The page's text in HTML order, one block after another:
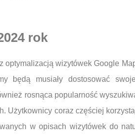
rok
wizytówek Google
będą musiały dostosować
rosnąca popularność
Użytkownicy coraz częściej
w opisach wizytówek do